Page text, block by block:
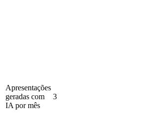
Apresentações
geradas com
IA por mês
3